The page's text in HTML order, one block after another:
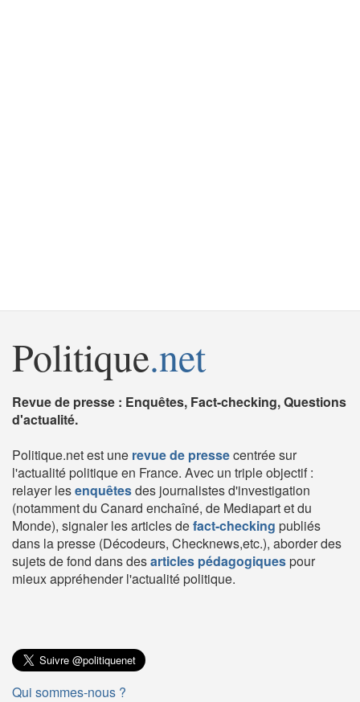
Politique.net
Revue de presse : Enquêtes, Fact-checking, Questions
d'actualité.
Politique.net est une revue de pressecentrée sur
l'actualité politique en France. Avec un triple objectif :
relayer lesenquêtesdes journalistes d'investigation
(notamment du Canard enchaîné, de Mediapart et du
Monde), signaler les articles defact-checking publiés
dans la presse (Décodeurs, Checknews,etc.), aborder des
sujets de fond dans desarticles pédagogiquespour
mieux appréhender l'actualité politique.
Qui sommes-nous ?